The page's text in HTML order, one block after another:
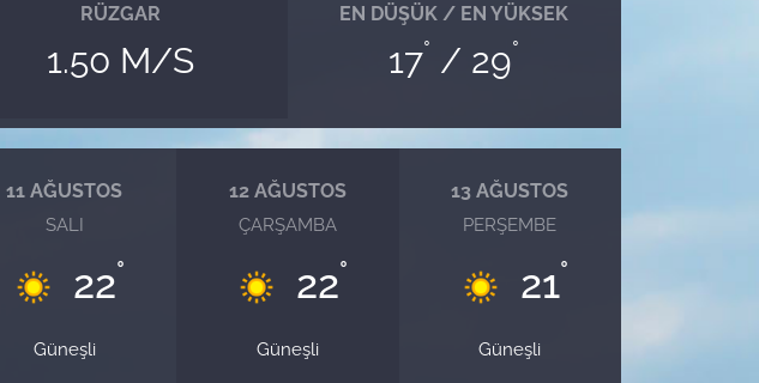
RÜZGAR
1.50 M/S
EN DÜŞÜK / EN YÜKSEK
17° / 29°
11 AĞUSTOS
SALI
22°
Güneşli
12 AĞUSTOS
ÇARŞAMBA
22°
Güneşli
13 AĞUSTOS
PERŞEMBE
21°
Güneşli